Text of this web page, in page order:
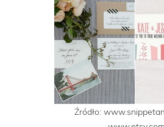
Źródło: